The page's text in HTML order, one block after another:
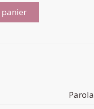
Parola